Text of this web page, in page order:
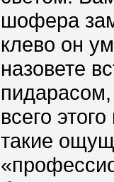
шофера
клево он
назовете
пидарасом,
всего
такие